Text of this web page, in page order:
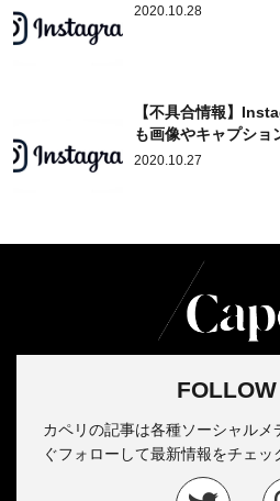
2020.10.28
【不具合情報】
も画像やキャプショ
2020.10.27
カペリの記事は各種ソーシャルメ
ぐフォローして最新情報をチェッ